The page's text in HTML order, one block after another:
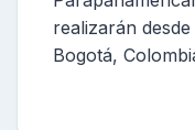
realizarán
Bogotá,